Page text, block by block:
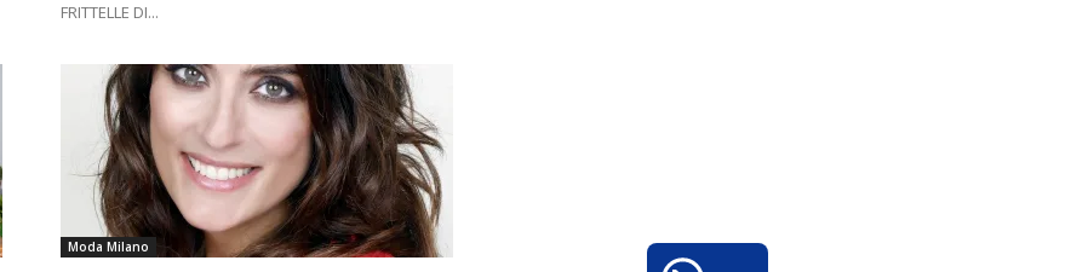
FRITTELLE DI...
Moda Milano